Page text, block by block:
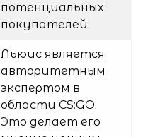
потенциальных
покупателей.
Льюис является
авторитетным
экспертом в
области CS:GO.
Это делает его